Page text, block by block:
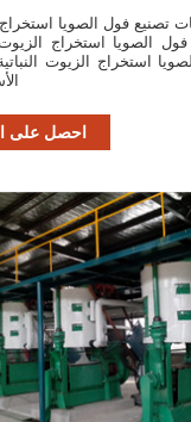
تصنيع فول الصويا
فول الصويا استخراج الزيوت
استخراج الزيوت
احصل على